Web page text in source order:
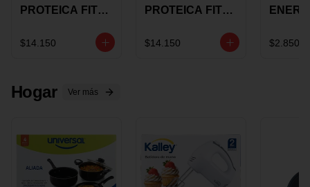
PROTEICA FIT
CHOCOLATE X
$14.150
PROTEICA FIT
GRS
$14.150
STACK 6G
$2.850
Hogar Ver más